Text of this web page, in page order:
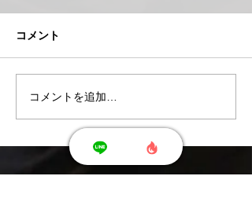
8/3(月)高重量はやらなく
てもいい
コメント
コメントを追加…